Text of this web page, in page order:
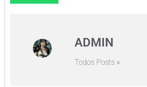
ADMIN
Todos Posts »